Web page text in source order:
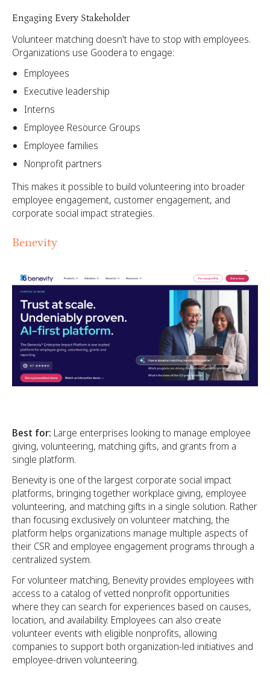
Engaging Every Stakeholder
Volunteer matching doesn't have to stop with employees.
Organizations use Goodera to engage:
Employees
Executive leadership
Interns
Employee Resource Groups
Employee families
Nonprofit partners
This makes it possible to build volunteering into broader
employee engagement, customer engagement, and
corporate social impact strategies.
Benevity
Best for: Large enterprises looking to manage employee
giving, volunteering, matching gifts, and grants from a
single platform.
Benevity is one of the largest corporate social impact
platforms, bringing together workplace giving, employee
volunteering, and matching gifts in a single solution. Rather
than focusing exclusively on volunteer matching, the
platform helps organizations manage multiple aspects of
their CSR and employee engagement programs through a
centralized system.
For volunteer matching, Benevity provides employees with
access to a catalog of vetted nonprofit opportunities
where they can search for experiences based on causes,
location, and availability. Employees can also create
volunteer events with eligible nonprofits, allowing
companies to support both organization-led initiatives and
employee-driven volunteering.